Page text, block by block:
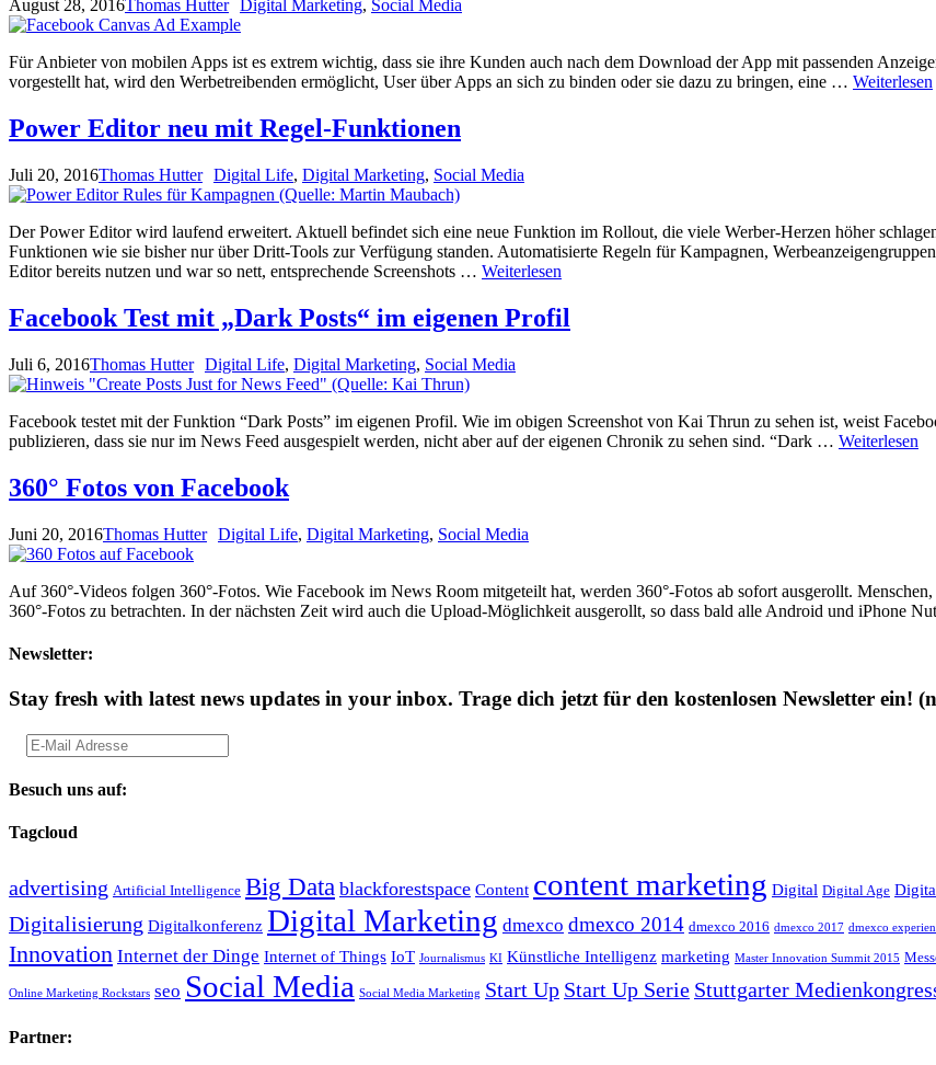
August 28, 2016Thomas Hutter Digital Marketing, Social Media
Für Anbieter von mobilen Apps ist es extrem wichtig, dass sie ihre Kunden auch nach dem Download der App mit passenden
vorgestellt hat, wird den Werbetreibenden ermöglicht, User über Apps an sich zu binden oder sie dazu zu bringen, eine … Weiterlesen
Power Editor neu mit Regel-Funktionen
Juli 20, 2016Thomas Hutter Digital Life, Digital Marketing, Social Media
Der Power Editor wird laufend erweitert. Aktuell befindet sich eine neue Funktion im Rollout, die viele Werber-Herzen höher
Funktionen wie sie bisher nur über Dritt-Tools zur Verfügung standen. Automatisierte Regeln für Kampagnen,
Editor bereits nutzen und war so nett, entsprechende Screenshots … Weiterlesen
Facebook Test mit „Dark Posts“ im eigenen Profil
Juli 6, 2016Thomas Hutter Digital Life, Digital Marketing, Social Media
Facebook testet mit der Funktion “Dark Posts” im eigenen Profil. Wie im obigen Screenshot von Kai Thrun zu sehen ist, weist
publizieren, dass sie nur im News Feed ausgespielt werden, nicht aber auf der eigenen Chronik zu sehen sind. “Dark … Weiterlesen
360° Fotos von Facebook
Juni 20, 2016Thomas Hutter Digital Life, Digital Marketing, Social Media
Auf 360°-Videos folgen 360°-Fotos. Wie Facebook im News Room mitgeteilt hat, werden 360°-Fotos ab sofort ausgerollt.
360°-Fotos zu betrachten. In der nächsten Zeit wird auch die Upload-Möglichkeit ausgerollt, so dass bald alle Android und iPhone
Newsletter:
Stay fresh with latest news updates in your inbox. Trage dich jetzt für den kostenlosen Newsletter ein!
Besuch uns auf:
Tagcloud
advertising Artificial Intelligence Big Data blackforestspace Content content marketing Digital Digital Age
Digitalisierung Digitalkonferenz Digital Marketing dmexco dmexco 2014 dmexco 2016 dmexco 2017 dmexco
Innovation Internet der Dinge Internet of Things IoT Journalismus KI Künstliche Intelligenz marketing Master Innovation Summit 2015
Online Marketing Rockstars seo Social Media Social Media Marketing Start Up Start Up Serie Stuttgarter
Partner: